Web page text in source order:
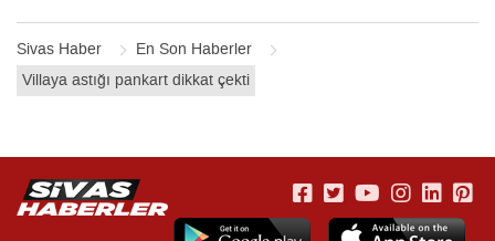
Sivas Haber
En Son Haberler
Villaya astığı pankart dikkat çekti